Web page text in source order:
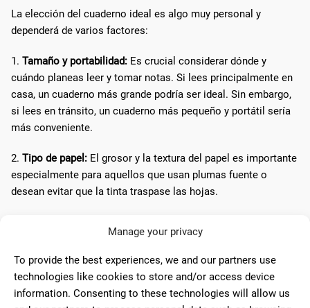
Manage your privacy
To provide the best experiences, we and our partners use
technologies like cookies to store and/or access device
information. Consenting to these technologies will allow us
La elección del cuaderno ideal es algo muy personal y
dependerá de varios factores:
1. Tamaño y portabilidad: Es crucial considerar dónde y
cuándo planeas leer y tomar notas. Si lees principalmente en
casa, un cuaderno más grande podría ser ideal. Sin embargo,
si lees en tránsito, un cuaderno más pequeño y portátil sería
más conveniente.
2. Tipo de papel: El grosor y la textura del papel es importante
especialmente para aquellos que usan plumas fuente o
desean evitar que la tinta traspase las hojas.
diseños inspiradores o personalizados que reflejen sus
gustos literarios o personales, mientras que otros optan por
la simplicidad y funcionalidad.
Características adicionales: Elementos como marcadores